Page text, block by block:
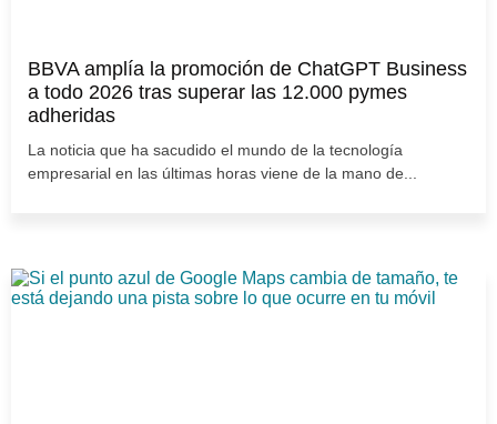
BBVA amplía la promoción de ChatGPT Business
a todo 2026 tras superar las 12.000 pymes
adheridas
La noticia que ha sacudido el mundo de la tecnología
empresarial en las últimas horas viene de la mano de...